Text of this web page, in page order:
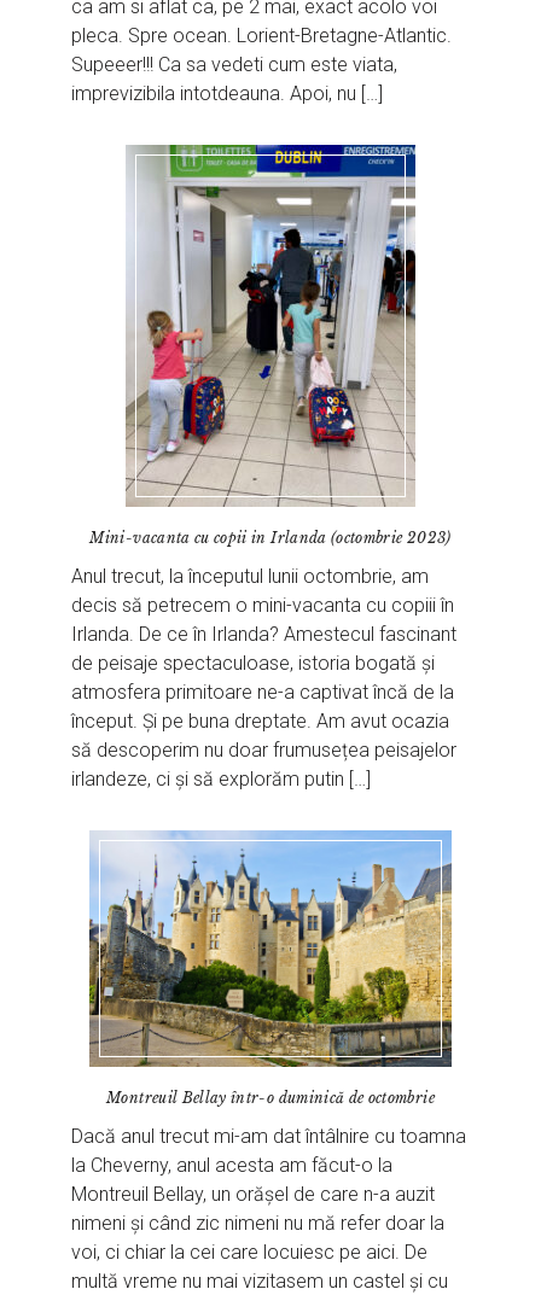
ca am si aflat ca, pe 2 mai, exact acolo voi
pleca. Spre ocean. Lorient-Bretagne-Atlantic.
Supeeer!!! Ca sa vedeti cum este viata,
imprevizibila intotdeauna. Apoi, nu […]
Mini-vacanta cu copii in Irlanda (octombrie 2023)
Anul trecut, la începutul lunii octombrie, am
decis să petrecem o mini-vacanta cu copiii în
Irlanda. De ce în Irlanda? Amestecul fascinant
de peisaje spectaculoase, istoria bogată și
atmosfera primitoare ne-a captivat încă de la
început. Și pe buna dreptate. Am avut ocazia
să descoperim nu doar frumusețea peisajelor
irlandeze, ci și să explorăm putin […]
Montreuil Bellay într-o duminică de octombrie
Dacă anul trecut mi-am dat întâlnire cu toamna
la Cheverny, anul acesta am făcut-o la
Montreuil Bellay, un orășel de care n-a auzit
nimeni și când zic nimeni nu mă refer doar la
voi, ci chiar la cei care locuiesc pe aici. De
multă vreme nu mai vizitasem un castel și cu